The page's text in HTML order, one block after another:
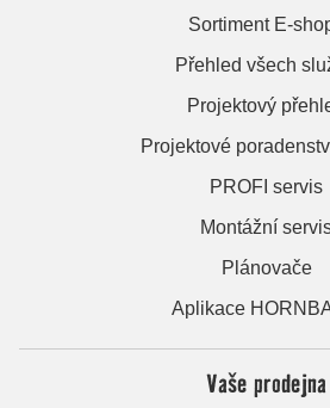
Sortiment E-
Přehled všech
Projektový
Projektové
PROFI servis
Montážní
Plánovače
Aplikace
Vaše prodejna